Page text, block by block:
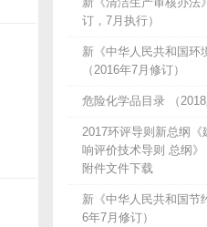
订，7月执行）
新《中华人民共和国环
（2016年7月修订）
危险化学品目录 （2018
2017环评导则新总纲《
响评价技术导则 总纲》
附件文件下载
新《中华人民共和国节
6年7月修订）